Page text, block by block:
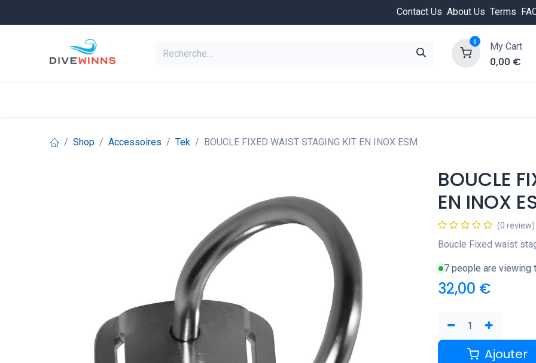
Contact Us About Us Terms
0 My Cart
0,00 €
HOT
Shop Accessoires Tek BOUCLE FIXED WAIST STAGING KIT EN INOX ESM
BOUCLE
EN INOX
(0 review)
Boucle Fixed waist
7 people are viewing
32,00 €
Ajouter